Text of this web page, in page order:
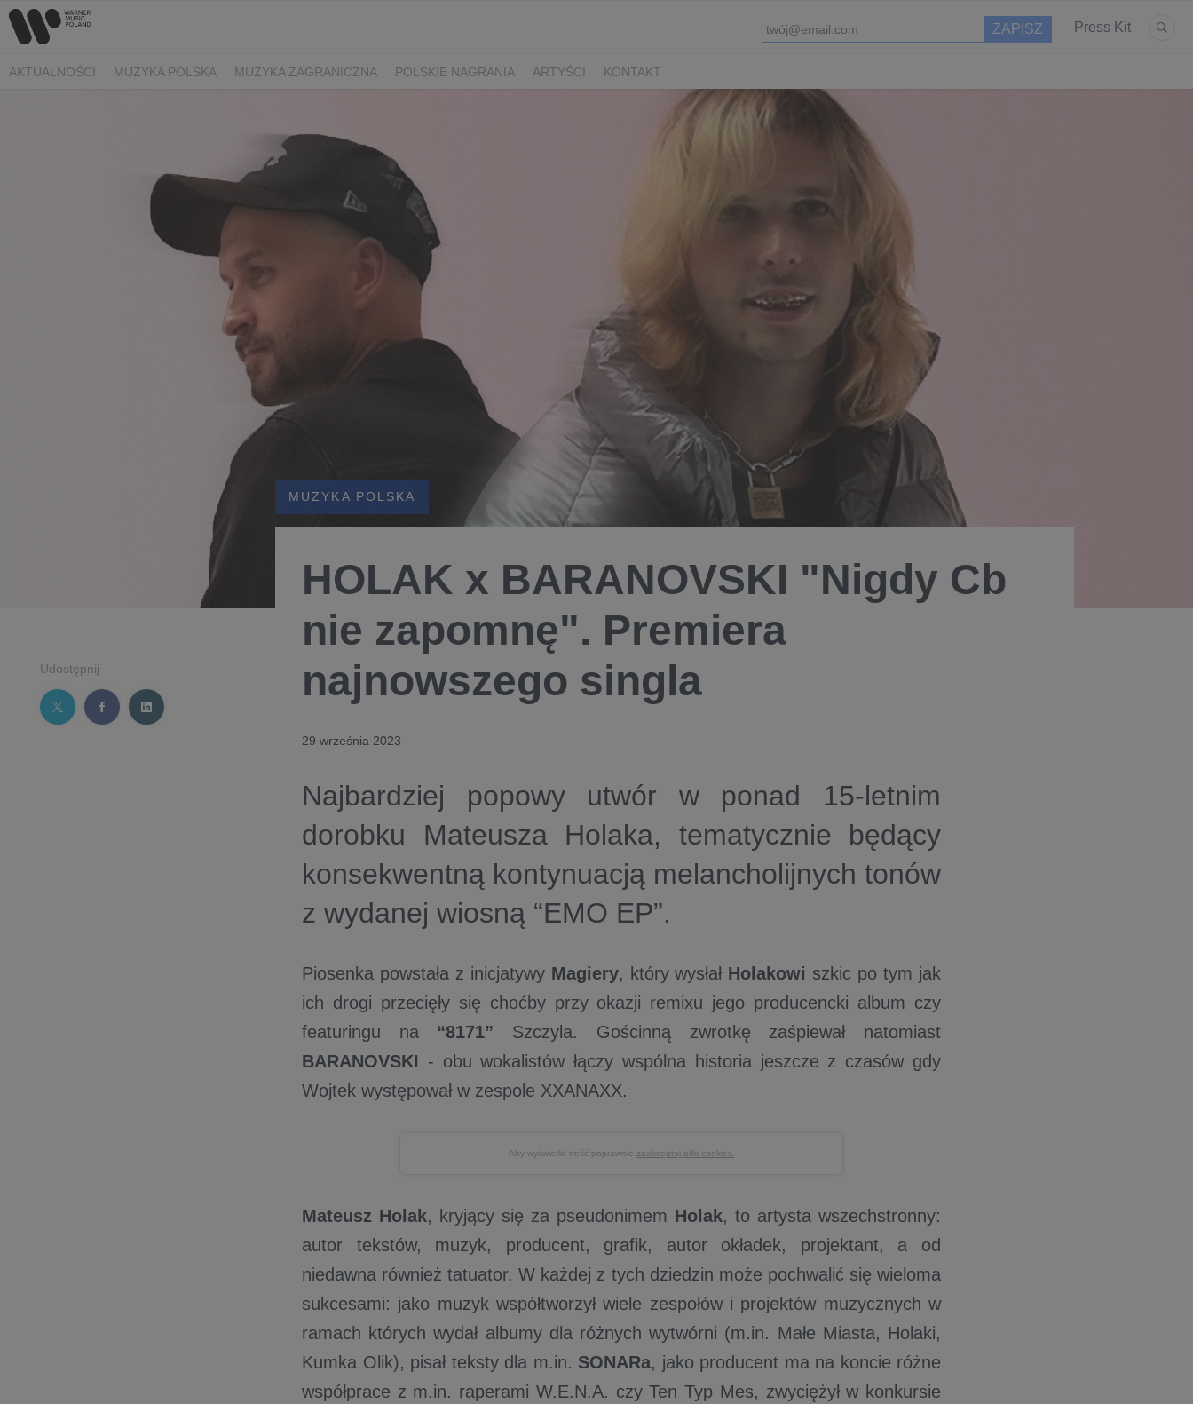
Press Kit
AKTUALNOŚCI MUZYKA POLSKA MUZYKA ZAGRANICZNA POLSKIE NAGRANIA ARTYŚCI KONTAKT
Udostępnij
MUZYKA POLSKA
HOLAK x BARANOVSKI "Nigdy Cb
nie zapomnę". Premiera
najnowszego singla
29 września 2023
Najbardziej popowy utwór w ponad 15-letnim
dorobku Mateusza Holaka, tematycznie będący
konsekwentną kontynuacją melancholijnych tonów
z wydanej wiosną “EMO EP”.
Piosenka powstała z inicjatywy Magiery, który wysłał Holakowi szkic po tym jak
ich drogi przecięły się choćby przy okazji remixu jego producencki album czy
featuringu na “8171” Szczyla. Gościnną zwrotkę zaśpiewał natomiast
BARANOVSKI - obu wokalistów łączy wspólna historia jeszcze z czasów gdy
Wojtek występował w zespole XXANAXX.
Aby wyświetlić treść poprawnie zaakceptuj pliki cookies.
Mateusz Holak, kryjący się za pseudonimem Holak, to artysta wszechstronny:
autor tekstów, muzyk, producent, grafik, autor okładek, projektant, a od
niedawna również tatuator. W każdej z tych dziedzin może pochwalić się wieloma
sukcesami: jako muzyk współtworzył wiele zespołów i projektów muzycznych w
ramach których wydał albumy dla różnych wytwórni (m.in. Małe Miasta, Holaki,
Kumka Olik), pisał teksty dla m.in. SONARa, jako producent ma na koncie różne
współprace z m.in. raperami W.E.N.A. czy Ten Typ Mes, zwyciężył w konkursie